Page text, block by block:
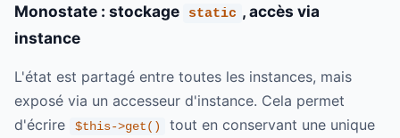
Monostate : stockage static , accès via
instance
L'état est partagé entre toutes les instances, mais
exposé via un accesseur d'instance. Cela permet
d'écrire
$this->get()
tout en conservant une unique